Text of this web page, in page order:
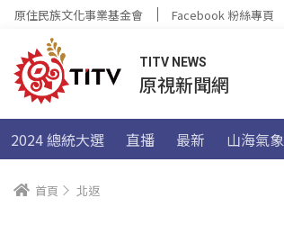
原住民族文化事業基金會 Facebook 粉絲專頁
TITV NEWS
原視新聞網
2024 總統大選 直播 最新 山海氣象
首頁 北返